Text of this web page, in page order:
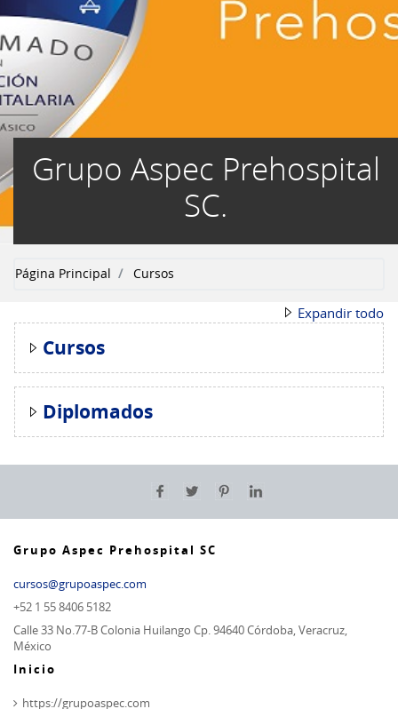
Grupo Aspec Prehospital
SC.
Página Principal Cursos
Expandir todo
Cursos
Diplomados
Grupo Aspec Prehospital SC
cursos@grupoaspec.com
+52 1 55 8406 5182
Calle 33 No.77-B Colonia Huilango Cp. 94640 Córdoba, Veracruz,
México
Inicio
https://grupoaspec.com